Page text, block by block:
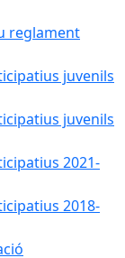
reglament
juvenils
juvenils
2021-
2018-